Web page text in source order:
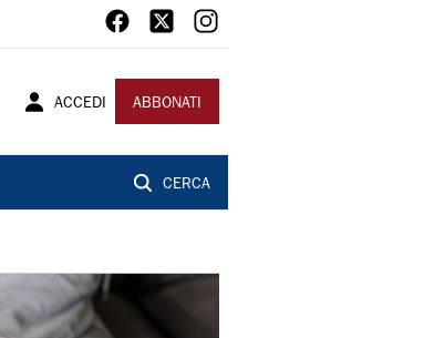
ACCEDI ABBONATI
CERCA